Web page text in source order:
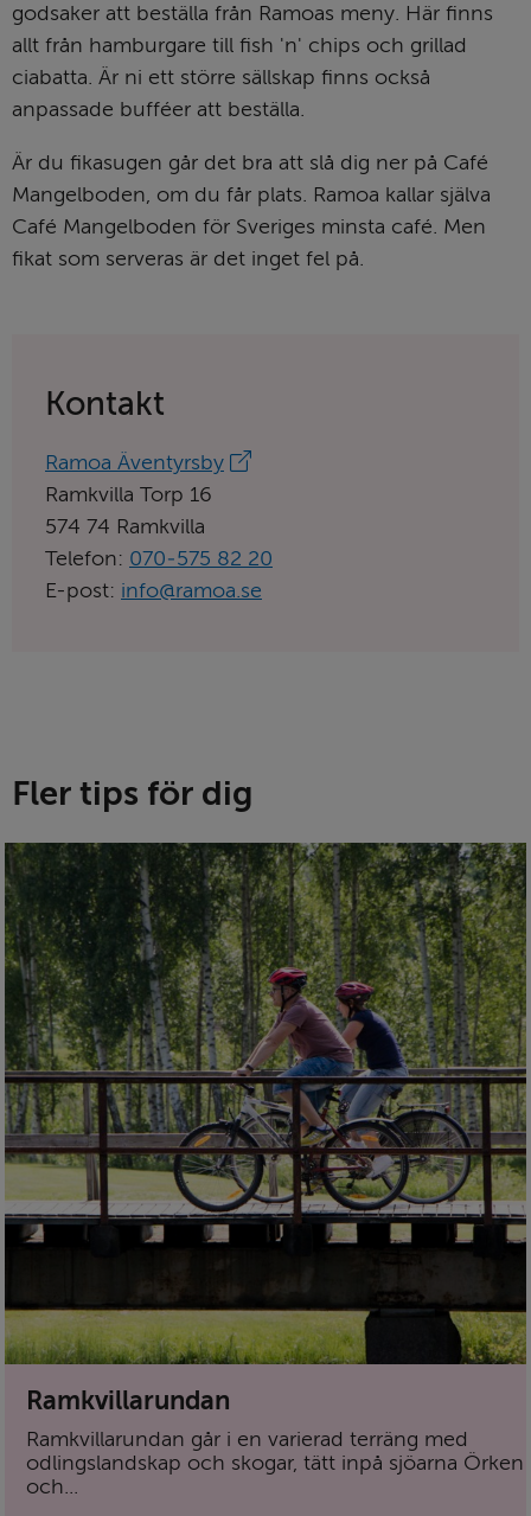
godsaker att beställa från Ramoas meny. Här finns
allt från hamburgare till fish 'n' chips och grillad
ciabatta. Är ni ett större sällskap finns också
anpassade bufféer att beställa.
Är du fikasugen går det bra att slå dig ner på Café
Mangelboden, om du får plats. Ramoa kallar själva
Café Mangelboden för Sveriges minsta café. Men
fikat som serveras är det inget fel på.
Kontakt
Länk
till
aktörens
hemsida:
Ramoa Äventyrsby
Ramkvilla Torp 16
574 74 Ramkvilla
Telefon: 070­‑575 82 20
E-post: info@ramoa.se
Fler tips för dig
Ramkvillarundan
Ramkvillarundan går i en varierad terräng med
odlingslandskap och skogar, tätt inpå sjöarna Örken
och...